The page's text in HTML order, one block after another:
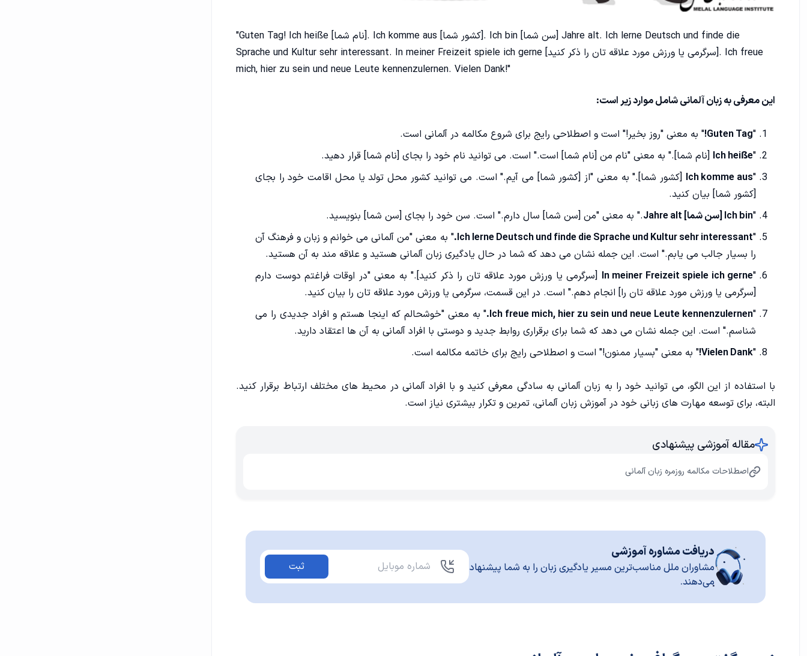
"Guten Tag! Ich heiße [نام شما]. Ich komme aus [کشور شما]. Ich bin [سن شما] Jahre alt. Ich lerne Deutsch und finde die
Sprache und Kultur sehr interessant. In meiner Freizeit spiele ich gerne [سرگرمی یا ورزش مورد علاقه تان را ذکر کنید]. Ich freue
mich, hier zu sein und neue Leute kennenzulernen. Vielen Dank!"
این معرفی به زبان آلمانی شامل موارد زیر است:
"
Guten Tag! " به معنی "روز بخیر!" است و اصطلاحی رایج برای شروع مکالمه در آلمانی است.
"
Ich heiße [نام شما]." به معنی "نام من [نام شما] است." است. می توانید نام خود را بجای [نام شما] قرار دهید.
"
Ich komme aus [کشور شما]." به معنی "از [کشور شما] می آیم." است. می توانید کشور محل تولد یا محل اقامت خود را بجای
[کشور شما] بیان کنید.
"Ich bin [سن شما] Jahre alt
." به معنی "من [سن شما] سال دارم." است. سن خود را بجای [سن شما] بنویسید.
"
Ich lerne Deutsch und finde die Sprache und Kultur sehr interessant. " به معنی "من آلمانی می خوانم و زبان و فرهنگ آن
را بسیار جالب می یابم." است. این جمله نشان می دهد که شما در حال یادگیری زبان آلمانی هستید و علاقه مند به آن هستید.
"
In meiner Freizeit spiele ich gerne [سرگرمی یا ورزش مورد علاقه تان را ذکر کنید]." به معنی "در اوقات فراغتم دوست دارم
[سرگرمی یا ورزش مورد علاقه تان را] انجام دهم." است. در این قسمت، سرگرمی یا ورزش مورد علاقه تان را بیان کنید.
"
Ich freue mich, hier zu sein und neue Leute kennenzulernen. " به معنی "خوشحالم که اینجا هستم و افراد جدیدی را می
شناسم." است. این جمله نشان می دهد که شما برای برقراری روابط جدید و دوستی با افراد آلمانی به آن ها اعتقاد دارید.
"
Vielen Dank!" به معنی "بسیار ممنون!" است و اصطلاحی رایج برای خاتمه مکالمه است.
با استفاده از این الگو، می توانید خود را به زبان آلمانی به سادگی معرفی کنید و با افراد آلمانی در محیط های مختلف ارتباط برقرار کنید.
البته، برای توسعه مهارت های زبانی خود در آموزش زبان آلمانی، تمرین و تکرار بیشتری نیاز است.
مقاله آموزشی پیشنهادی
اصطلاحات مکالمه روزمره زبان آلمانی
دریافت مشاوره آموزشی
مشاوران ملل مناسب‌ترین مسیر یادگیری زبان را به شما پیشنهاد
می‌دهند.
ثبت